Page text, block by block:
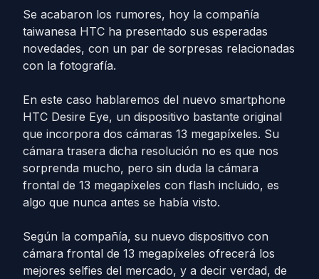
Se acabaron los rumores, hoy la compañía
taiwanesa HTC ha presentado sus esperadas
novedades, con un par de sorpresas relacionadas
con la fotografía.
En este caso hablaremos del nuevo smartphone
HTC Desire Eye, un dispositivo bastante original
que incorpora dos cámaras 13 megapíxeles. Su
cámara trasera dicha resolución no es que nos
sorprenda mucho, pero sin duda la cámara
frontal de 13 megapíxeles con flash incluido, es
algo que nunca antes se había visto.
Según la compañía, su nuevo dispositivo con
cámara frontal de 13 megapíxeles ofrecerá los
mejores selfies del mercado, y a decir verdad, de